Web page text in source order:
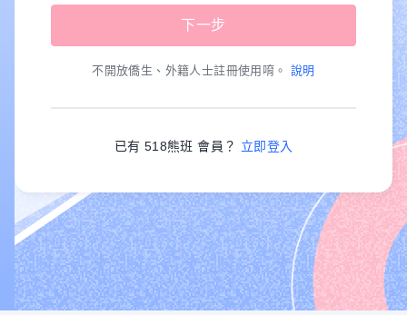
不開放僑生、外籍人士註冊使用唷。 說明
已有 518熊班 會員？ 立即登入